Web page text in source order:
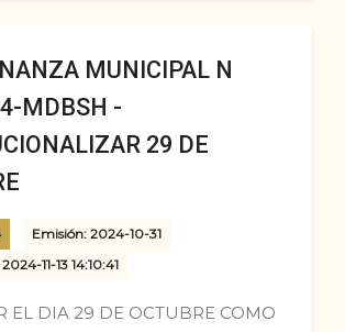
MUNICIPAL N
MDBSH -
29 DE
Emisión: 2024-10-31
11-13 14:10:41
EL DIA 29 DE OCTUBRE COMO